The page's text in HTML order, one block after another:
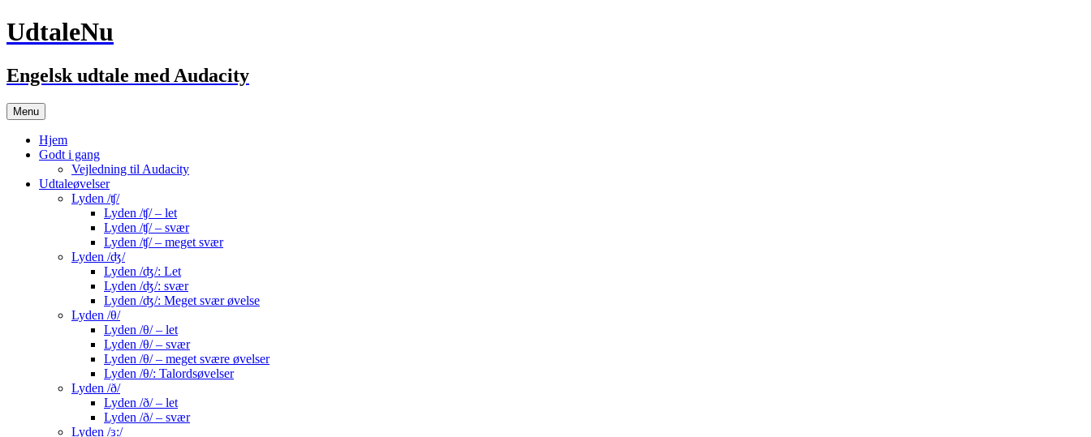
UdtaleNu
Engelsk udtale med Audacity
Menu Hop
til
indhold
Hjem
Godt i gang
Vejledning til Audacity
Udtaleøvelser
Lyden /ʧ/
Lyden /ʧ/ – let
Lyden /ʧ/ – svær
Lyden /ʧ/ – meget svær
Lyden /ʤ/
Lyden /ʤ/: Let
Lyden /ʤ/: svær
Lyden /ʤ/: Meget svær øvelse
Lyden /θ/
Lyden /θ/ – let
Lyden /θ/ – svær
Lyden /θ/ – meget svære øvelser
Lyden /θ/: Talordsøvelser
Lyden /ð/
Lyden /ð/ – let
Lyden /ð/ – svær
Lyden /ɜ:/